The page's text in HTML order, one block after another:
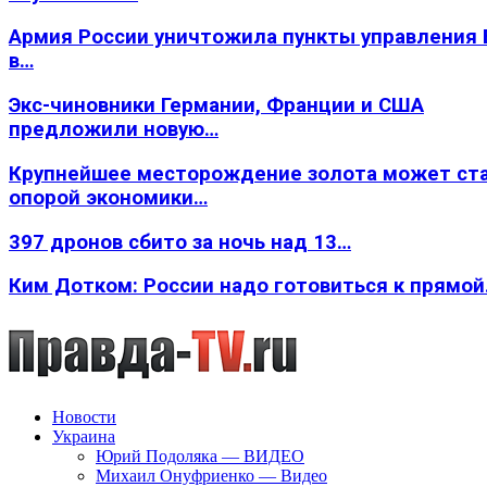
Армия России уничтожила пункты
в…
Экс-чиновники Германии, Франции и США
предложили новую…
Крупнейшее месторождение золота может
опорой экономики…
397 дронов сбито за ночь над 13…
Ким Дотком: России надо готовиться к
Новости
Украина
Юрий Подоляка — ВИДЕО
Михаил Онуфриенко — Видео